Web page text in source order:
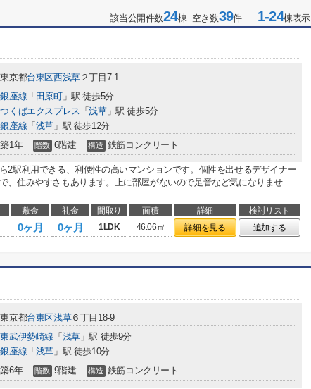
該当公開件数24棟 空き数39件1-24棟表示
東京都台東区西浅草２丁目7-1
銀座線 「 田原町」駅 徒歩5分
つくばエクスプレス 「浅草」駅 徒歩5分
銀座線 「 浅草 」駅 徒歩12分
築1年 階数 6階建 構造 鉄筋コンクリート
2駅利用できる、利便性の高いマンションです。個性を出せるデザイナー
、住みやすさもあります。上に部屋がないので足音など気になりませ
敷金 礼金 間取り 面積 詳細
検討リスト
0ヶ月 0ヶ月 1LDK 46.06㎡ 詳細を見る 追加する
東京都台東区浅草６丁目18-9
東武伊勢崎線 「 浅草」駅 徒歩9分
銀座線 「 浅草 」駅 徒歩10分
築6年 階数 9階建 構造 鉄筋コンクリート